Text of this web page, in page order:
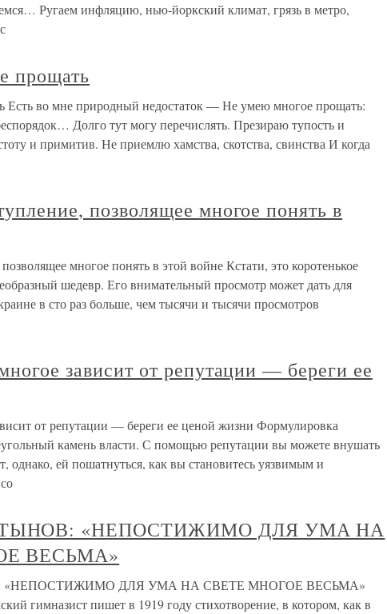
Ругаем инфляцию, нью-йоркский климат, грязь в метро,
прощать
Есть во мне природный недостаток — Не умею многое прощать:
Долго тут могу перечислять. Презираю тупость и
и примитив. Не приемлю хамства, скотства, свинства И когда
позволящее многое понять в
многое понять в этой войне Кстати, это коротенькое
шедевр. Его внимательный просмотр может дать для
в сто раз больше, чем тысячи и тысячи просмотров
зависит от репутации — береги ее
от репутации — береги ее ценой жизни Формулировка
камень власти. С помощью репутации вы можете внушать
однако, ей пошатнуться, как вы становитесь уязвимым и
«НЕПОСТИЖИМО ДЛЯ УМА НА
ВЕСЬМА»
ДЛЯ УМА НА СВЕТЕ МНОГОЕ ВЕСЬМА»
гимназист пишет в 1919 году стихотворение, в котором, как в